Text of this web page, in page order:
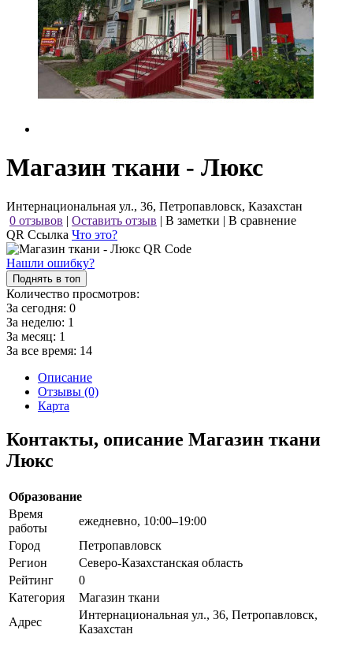
Магазин ткани - Люкс
Интернациональная ул., 36, Петропавловск, Казахстан
0 отзывов | Оставить отзыв | В заметки | В сравнение
QR Ссылка Что это?
Нашли ошибку?
Поднять в топ
Количество просмотров:
За сегодня: 0
За неделю: 1
За месяц: 1
За все время: 14
Описание
Отзывы (0)
Карта
Контакты, описание Магазин ткани
Люкс
Образование
Время
работы
ежедневно, 10:00–19:00
Город
Петропавловск
Регион
Северо-Казахстанская область
Рейтинг
0
Категория
Магазин ткани
Адрес
Интернациональная ул., 36, Петропавловск,
Казахстан